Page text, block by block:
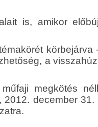
is, amikor
körbejárva
a
megkötés
december